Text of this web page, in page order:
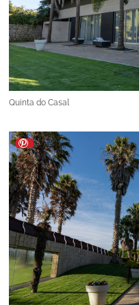
Quinta do Casal